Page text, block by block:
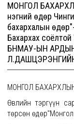
МОНГОЛ
нэгний өдөр
бахархалын
Бахархах
БНМАУ-ЫН
МОНГОЛ
Өвлийн тэргүүн
төрсөн